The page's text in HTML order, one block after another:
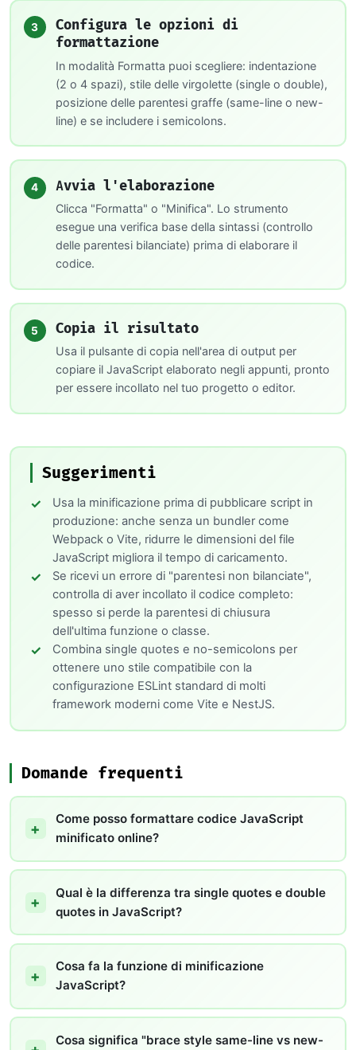
3
Configura le opzioni di
formattazione
In modalità Formatta puoi scegliere: indentazione
(2 o 4 spazi), stile delle virgolette (single o double),
posizione delle parentesi graffe (same-line o new-
line) e se includere i semicolons.
4 Avvia l'elaborazione
Clicca "Formatta" o "Minifica". Lo strumento
esegue una verifica base della sintassi (controllo
delle parentesi bilanciate) prima di elaborare il
codice.
5 Copia il risultato
Usa il pulsante di copia nell'area di output per
copiare il JavaScript elaborato negli appunti, pronto
per essere incollato nel tuo progetto o editor.
Suggerimenti
Usa la minificazione prima di pubblicare script in
produzione: anche senza un bundler come
Webpack o Vite, ridurre le dimensioni del file
JavaScript migliora il tempo di caricamento.
Se ricevi un errore di "parentesi non bilanciate",
controlla di aver incollato il codice completo:
spesso si perde la parentesi di chiusura
dell'ultima funzione o classe.
Combina single quotes e no-semicolons per
ottenere uno stile compatibile con la
configurazione ESLint standard di molti
framework moderni come Vite e NestJS.
Domande frequenti
Come posso formattare codice JavaScript
minificato online?
Qual è la differenza tra single quotes e double
quotes in JavaScript?
Cosa fa la funzione di minificazione
JavaScript?
Cosa significa "brace style same-line vs new-